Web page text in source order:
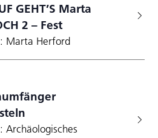
GEHT’S Marta
2 – Fest
Marta Herford
Archäologisches